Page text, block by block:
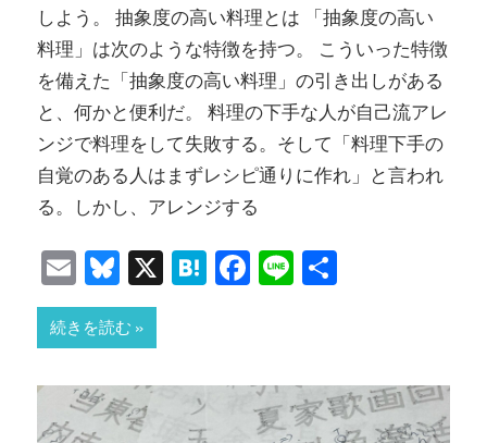
しよう。 抽象度の高い料理とは 「抽象度の高い
料理」は次のような特徴を持つ。 こういった特徴
を備えた「抽象度の高い料理」の引き出しがある
と、何かと便利だ。 料理の下手な人が自己流アレ
ンジで料理をして失敗する。そして「料理下手の
自覚のある人はまずレシピ通りに作れ」と言われ
る。しかし、アレンジする
EmailBluesky
X Hatena
Facebook
Line
続きを読む